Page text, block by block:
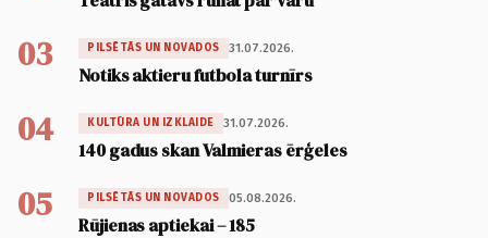
03 PILSĒTĀS UN NOVADOS 31.07.2026.
Notiks aktieru futbola turnīrs
04 KULTŪRA UN IZKLAIDE 31.07.2026.
140 gadus skan Valmieras ērģeles
05 PILSĒTĀS UN NOVADOS 05.08.2026.
Rūjienas aptiekai – 185